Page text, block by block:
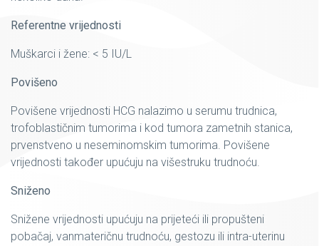
Referentne vrijednosti
Muškarci i žene: < 5 IU/L
Povišeno
Povišene vrijednosti HCG nalazimo u serumu trudnica,
trofoblastičnim tumorima i kod tumora zametnih stanica,
prvenstveno u neseminomskim tumorima. Povišene
vrijednosti također upućuju na višestruku trudnoću.
Sniženo
Snižene vrijednosti upućuju na prijeteći ili propušteni
pobačaj, vanmateričnu trudnoću, gestozu ili intra-uterinu